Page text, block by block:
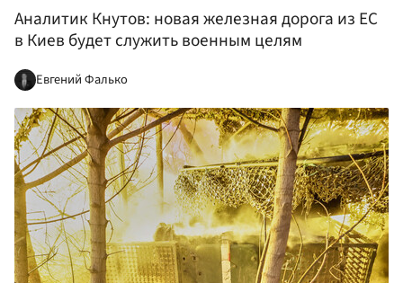
Аналитик Кнутов: новая железная дорога из ЕС
в Киев будет служить военным целям
Евгений Фалько